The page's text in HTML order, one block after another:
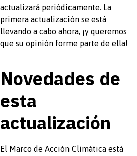
actualizará periódicamente. La
primera actualización se está
llevando a cabo ahora, ¡y queremos
que su opinión forme parte de ella!
Novedades de
esta
actualización
El Marco de Acción Climática está